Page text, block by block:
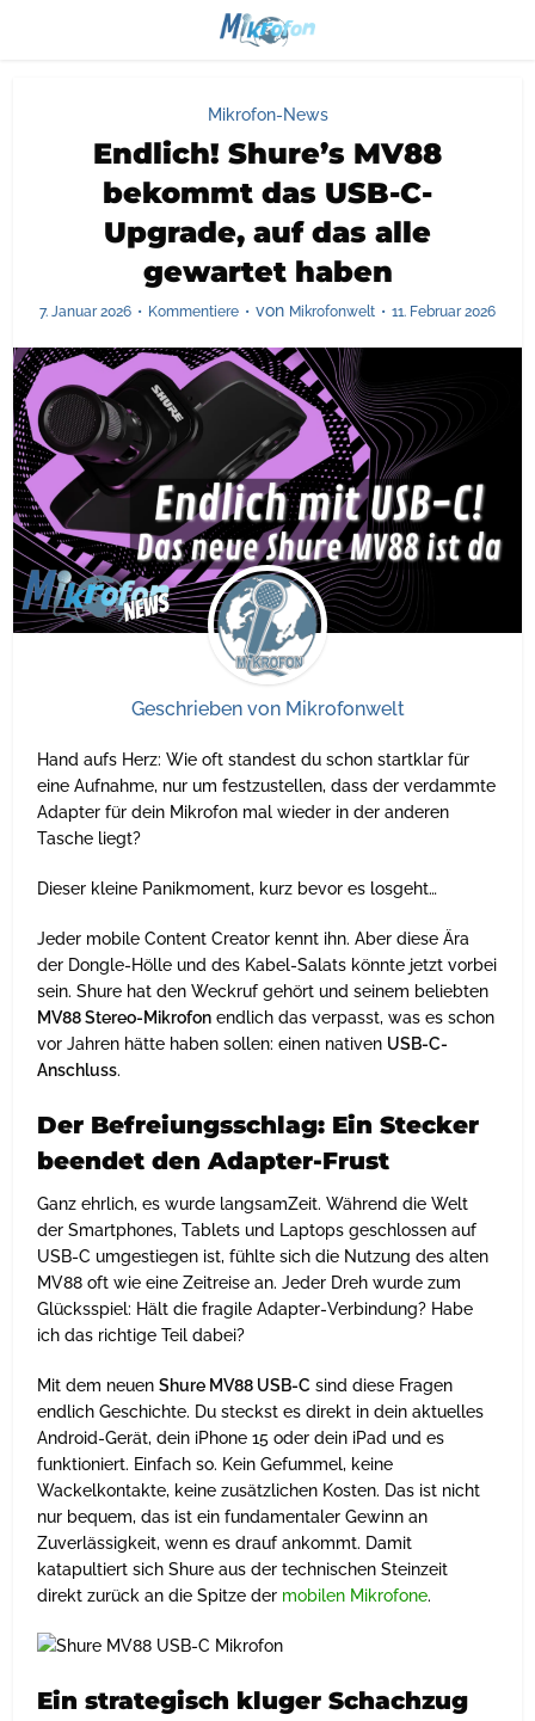
Mikrofon-News
Endlich! Shure’s MV88
bekommt das USB-C-
Upgrade, auf das alle
gewartet haben
7. Januar 2026 Kommentiere von Mikrofonwelt 11. Februar 2026
Geschrieben von Mikrofonwelt
Hand aufs Herz: Wie oft standest du schon startklar für
eine Aufnahme, nur um festzustellen, dass der verdammte
Adapter für dein Mikrofon mal wieder in der anderen
Tasche liegt?
Dieser kleine Panikmoment, kurz bevor es losgeht…
Jeder mobile Content Creator kennt ihn. Aber diese Ära
der Dongle-Hölle und des Kabel-Salats könnte jetzt vorbei
sein. Shure hat den Weckruf gehört und seinem beliebten
MV88 Stereo-Mikrofon endlich das verpasst, was es schon
vor Jahren hätte haben sollen: einen nativen USB-C-
Anschluss.
Der Befreiungsschlag: Ein Stecker
beendet den Adapter-Frust
Ganz ehrlich, es wurde langsamZeit. Während die Welt
der Smartphones, Tablets und Laptops geschlossen auf
USB-C umgestiegen ist, fühlte sich die Nutzung des alten
MV88 oft wie eine Zeitreise an. Jeder Dreh wurde zum
Glücksspiel: Hält die fragile Adapter-Verbindung? Habe
ich das richtige Teil dabei?
Mit dem neuenShure MV88 USB-C sind diese Fragen
endlich Geschichte. Du steckst es direkt in dein aktuelles
Android-Gerät, dein iPhone 15 oder dein iPad und es
funktioniert. Einfach so. Kein Gefummel, keine
Wackelkontakte, keine zusätzlichen Kosten. Das ist nicht
nur bequem, das ist ein fundamentaler Gewinn an
Zuverlässigkeit, wenn es drauf ankommt. Damit
katapultiert sich Shure aus der technischen Steinzeit
direkt zurück an die Spitze der mobilen Mikrofone.
Ein strategisch kluger Schachzug